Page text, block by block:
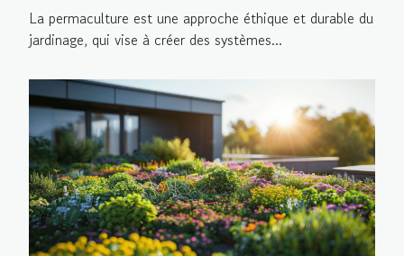
autosuffisant
La permaculture est une approche éthique et durable du
jardinage, qui vise à créer des systèmes...